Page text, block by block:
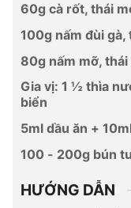
60g cà rốt, thái
100g nấm đùi gà,
80g nấm mỡ, thái
Gia vị: 1 ½ thìa
biển
5ml dầu ăn +
100 - 200g bún
HƯỚNG DẪN